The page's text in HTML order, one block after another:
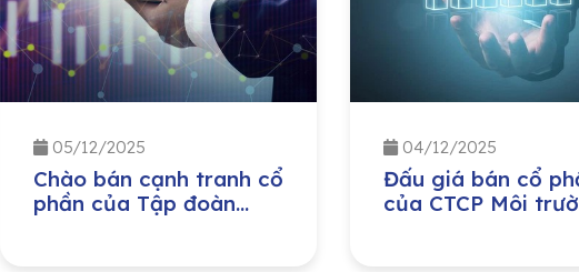
05/12/2025
Chào bán cạnh tranh cổ
phần của Tập đoàn
04/12/2025
Đấu giá bán cổ
của CTCP Môi